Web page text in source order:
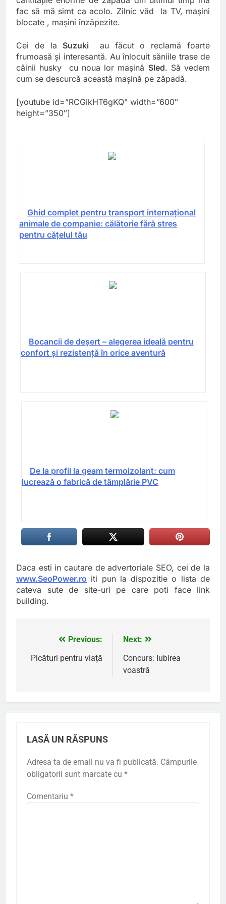
fac să mă simt ca acolo. Zilnic văd la TV, maşini
blocate , maşini înzăpezite.
Cei de la Suzuki au făcut o reclamă foarte
frumoasă şi interesantă. Au înlocuit săniile trase de
câinii husky cu noua lor maşină Sled. Să vedem
cum se descurcă această maşină pe zăpadă.
[youtube id=”RCGikHT6gKQ” width=”600″
height=”350″]
Ghid complet pentru transport internațional
animale de companie: călătorie fără stres
pentru cățelul tău
Bocancii de deșert – alegerea ideală pentru
confort și rezistență în orice aventură
De la profil la geam termoizolant: cum
lucrează o fabrică de tâmplărie PVC
Daca esti in cautare de advertoriale SEO, cei de la
www.SeoPower.ro iti pun la dispozitie o lista de
cateva sute de site-uri pe care poti face link
building.
Navigare
în
Previous:
Picături pentru viață
Next:
Concurs: Iubirea
voastră
LASĂ UN RĂSPUNS
Adresa ta de email nu va fi publicată. Câmpurile
obligatorii sunt marcate cu *
Comentariu *